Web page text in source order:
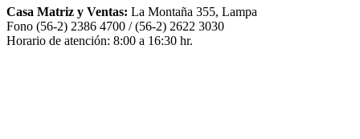
Casa Matriz y Ventas: La Montaña 355, Lampa
Fono (56-2) 2386 4700 / (56-2) 2622 3030
Horario de atención: 8:00 a 16:30 hr.